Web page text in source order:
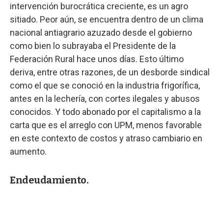
intervención burocrática creciente, es un agro
sitiado. Peor aún, se encuentra dentro de un clima
nacional antiagrario azuzado desde el gobierno
como bien lo subrayaba el Presidente de la
Federación Rural hace unos días. Esto último
deriva, entre otras razones, de un desborde sindical
como el que se conoció en la industria frigorífica,
antes en la lechería, con cortes ilegales y abusos
conocidos. Y todo abonado por el capitalismo a la
carta que es el arreglo con UPM, menos favorable
en este contexto de costos y atraso cambiario en
aumento.
Endeudamiento.